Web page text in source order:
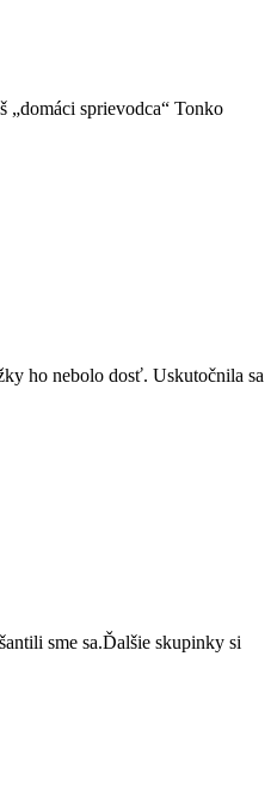
„domáci sprievodca“ Tonko
ho nebolo dosť. Uskutočnila sa
sme sa.Ďalšie skupinky si